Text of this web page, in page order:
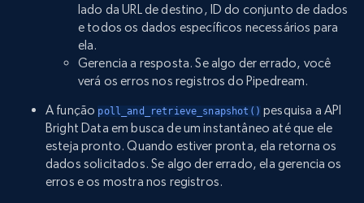
lado da URL de destino, ID do conjunto de dados
e todos os dados específicos necessários para
ela.
Gerencia a resposta. Se algo der errado, você
verá os erros nos registros do Pipedream.
A função poll_and_retrieve_snapshot() pesquisa a API
Bright Data em busca de um instantâneo até que ele
esteja pronto. Quando estiver pronta, ela retorna os
dados solicitados. Se algo der errado, ela gerencia os
erros e os mostra nos registros.